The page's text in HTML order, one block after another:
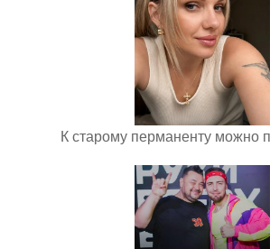
К старому перманенту можно